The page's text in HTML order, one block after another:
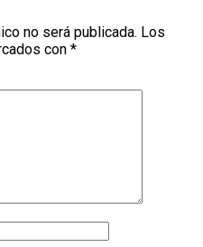
no será publicada. Los
con *